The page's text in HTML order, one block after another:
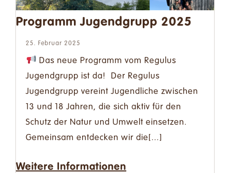
nach:
Deutsch
Programm Jugendgrupp 2025
25. Februar 2025
Das neue Programm vom Regulus
Jugendgrupp ist da! Der Regulus
Jugendgrupp vereint Jugendliche zwischen
13 und 18 Jahren, die sich aktiv für den
Schutz der Natur und Umwelt einsetzen.
Gemeinsam entdecken wir die[...]
Weitere Informationen